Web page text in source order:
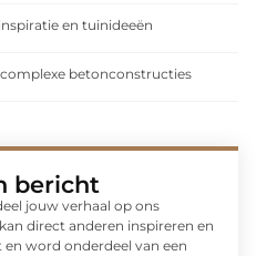
en tuinideeën
betonconstructies
bericht
jouw verhaal op ons
direct anderen inspireren en
word onderdeel van een